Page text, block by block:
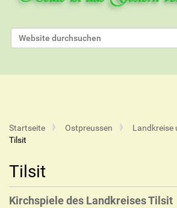
Website durchsuchen
Startseite Ostpreussen
Landkreise
Tilsit
Tilsit
Kirchspiele des Landkreises Tilsit